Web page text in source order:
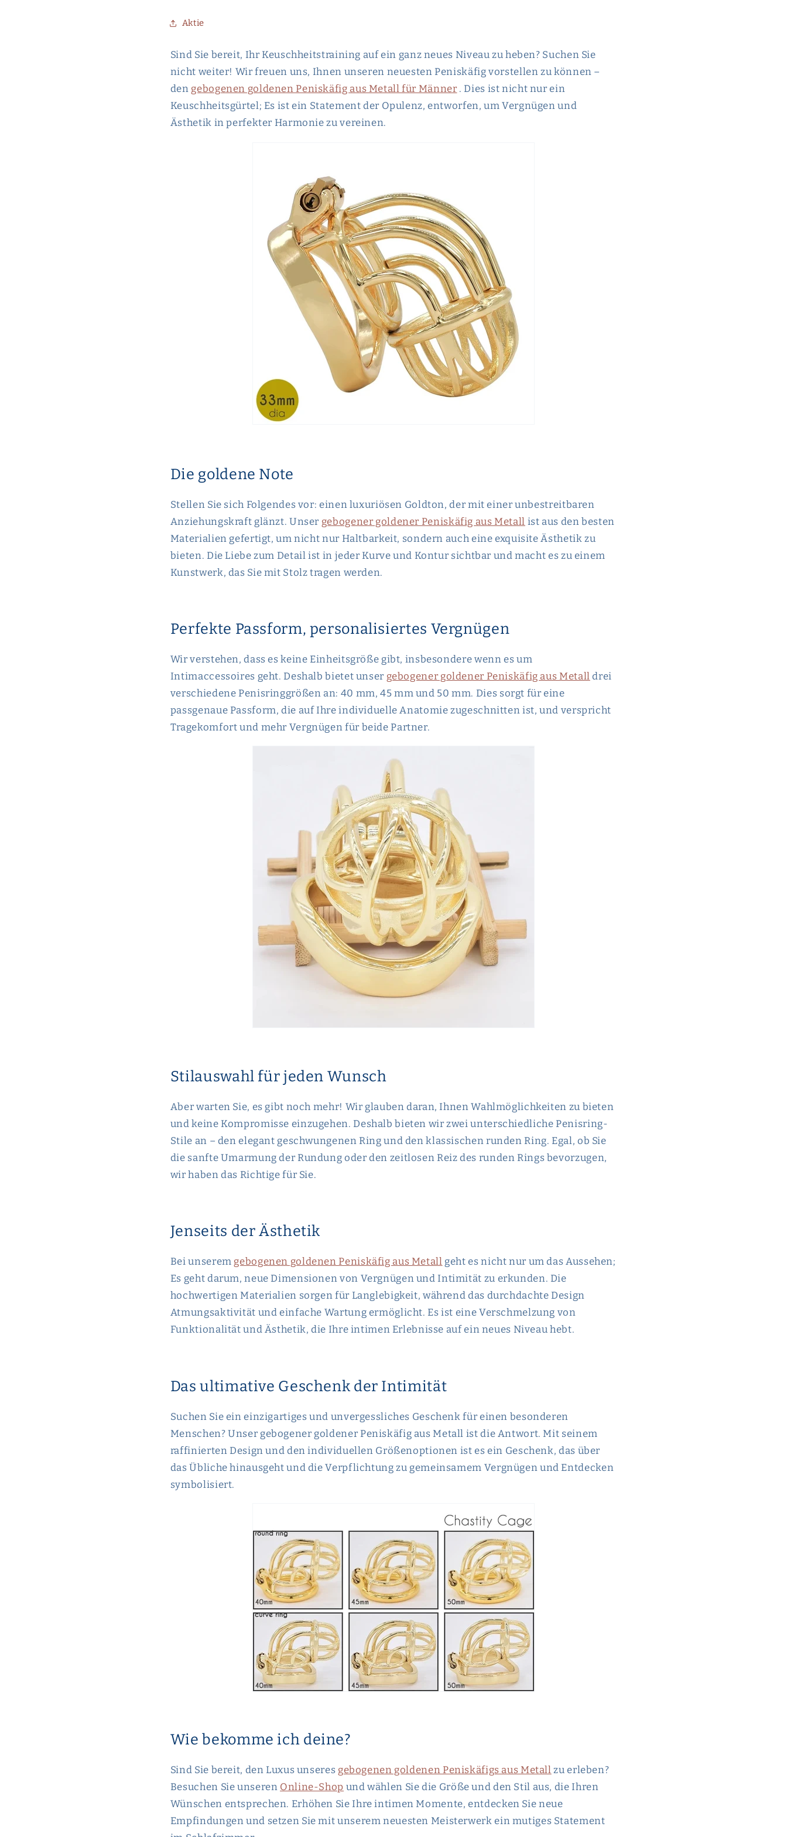
Aktie
Sind Sie bereit, Ihr Keuschheitstraining auf ein ganz neues Niveau zu heben? Suchen Sie
nicht weiter! Wir freuen uns, Ihnen unseren neuesten Peniskäfig vorstellen zu können –
den gebogenen goldenen Peniskäfig aus Metall für Männer . Dies ist nicht nur ein
Keuschheitsgürtel; Es ist ein Statement der Opulenz, entworfen, um Vergnügen und
Ästhetik in perfekter Harmonie zu vereinen.
Die goldene Note
Stellen Sie sich Folgendes vor: einen luxuriösen Goldton, der mit einer unbestreitbaren
Anziehungskraft glänzt. Unser gebogener goldener Peniskäfig aus Metall ist aus den besten
Materialien gefertigt, um nicht nur Haltbarkeit, sondern auch eine exquisite Ästhetik zu
bieten. Die Liebe zum Detail ist in jeder Kurve und Kontur sichtbar und macht es zu einem
Kunstwerk, das Sie mit Stolz tragen werden.
Perfekte Passform, personalisiertes Vergnügen
Wir verstehen, dass es keine Einheitsgröße gibt, insbesondere wenn es um
Intimaccessoires geht. Deshalb bietet unser gebogener goldener Peniskäfig aus Metall drei
verschiedene Penisringgrößen an: 40 mm, 45 mm und 50 mm. Dies sorgt für eine
passgenaue Passform, die auf Ihre individuelle Anatomie zugeschnitten ist, und verspricht
Tragekomfort und mehr Vergnügen für beide Partner.
Stilauswahl für jeden Wunsch
Aber warten Sie, es gibt noch mehr! Wir glauben daran, Ihnen Wahlmöglichkeiten zu bieten
und keine Kompromisse einzugehen. Deshalb bieten wir zwei unterschiedliche Penisring-
Stile an – den elegant geschwungenen Ring und den klassischen runden Ring. Egal, ob Sie
die sanfte Umarmung der Rundung oder den zeitlosen Reiz des runden Rings bevorzugen,
wir haben das Richtige für Sie.
Jenseits der Ästhetik
Bei unserem gebogenen goldenen Peniskäfig aus Metall geht es nicht nur um das Aussehen;
Es geht darum, neue Dimensionen von Vergnügen und Intimität zu erkunden. Die
hochwertigen Materialien sorgen für Langlebigkeit, während das durchdachte Design
Atmungsaktivität und einfache Wartung ermöglicht. Es ist eine Verschmelzung von
Funktionalität und Ästhetik, die Ihre intimen Erlebnisse auf ein neues Niveau hebt.
Das ultimative Geschenk der Intimität
Suchen Sie ein einzigartiges und unvergessliches Geschenk für einen besonderen
Menschen? Unser gebogener goldener Peniskäfig aus Metall ist die Antwort. Mit seinem
raffinierten Design und den individuellen Größenoptionen ist es ein Geschenk, das über
das Übliche hinausgeht und die Verpflichtung zu gemeinsamem Vergnügen und Entdecken
symbolisiert.
Wie bekomme ich deine?
Sind Sie bereit, den Luxus unseres gebogenen goldenen Peniskäfigs aus Metall zu erleben?
Besuchen Sie unseren Online-Shop und wählen Sie die Größe und den Stil aus, die Ihren
Wünschen entsprechen. Erhöhen Sie Ihre intimen Momente, entdecken Sie neue
Empfindungen und setzen Sie mit unserem neuesten Meisterwerk ein mutiges Statement